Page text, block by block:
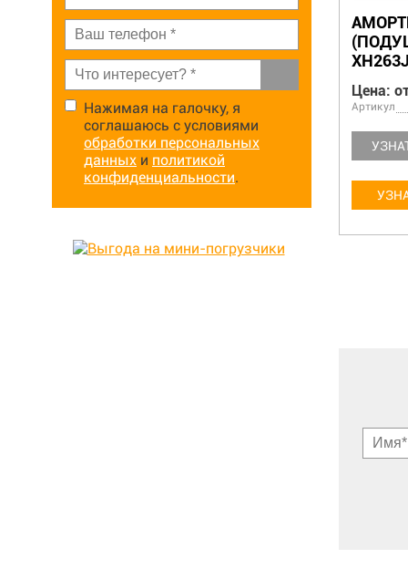
Нажимая на галочку, я
соглашаюсь с условиями
обработки персональных
данных и политикой
конфиденциальности.
Артикул
УЗНАТЬ БОЛЬШЕ
Цена:
Артикул